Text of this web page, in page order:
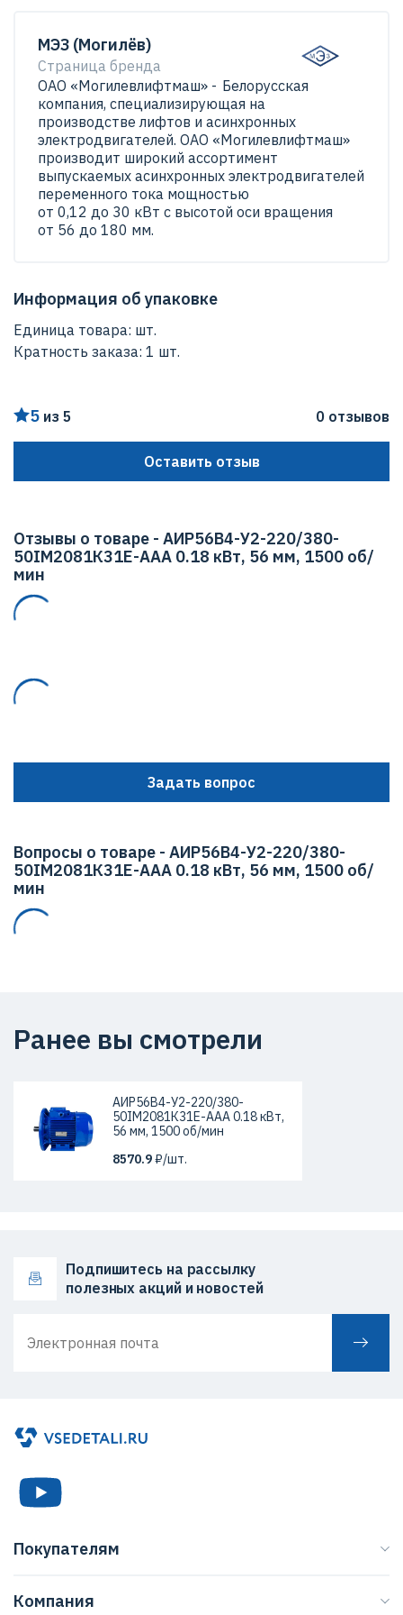
Электродвигатель АИР56В4-У2-220/380-
50IМ2081К31Е-ААА 0.18 1500 крепления IM2081
(комбинированный) (лапы/фланец). с одним концом
вала
Данный двигатель климатического исполнения У2 —
это надежный и мощный электромотор, который
идеально подходит для широкого спектра
применений. Он имеет прочную конструкцию,
способную выдерживать суровые условия, что
делает его идеальным для использования в
Гарантийный срок на поставляемый товар составляет
3-х лет с даты поставки.
Страна
Белоруссия
Масса
0.00 кг
Высота оси вращения
56 мм
Тип/Марка
Высота
Ширина
Мощность
0.18 кВт
Макс. Скорость вращения
МЭЗ (Могилёв)
Страница бренда
ОАО «Могилевлифтмаш» - Белорусская
компания, специализирующая на
производстве лифтов и асинхронных
электродвигателей. ОАО «Могилевлифтмаш»
производит широкий ассортимент
выпускаемых асинхронных электродвигателей
переменного тока мощностью
от 0,12 до 30 кВт с высотой оси вращения
от 56 до 180 мм.
Информация об упаковке
Единица товара: шт.
Кратность заказа: 1 шт.
5 из 5 0 отзывов
Оставить отзыв
Отзывы о товаре - АИР56В4-У2-220/380-
50IМ2081К31Е-ААА 0.18 кВт, 56 мм, 1500 об/
мин
Задать вопрос
Вопросы о товаре - АИР56В4-У2-220/380-
50IМ2081К31Е-ААА 0.18 кВт, 56 мм, 1500 об/
мин
Ранее вы смотрели
АИР56В4-У2-220/380-
50IМ2081К31Е-ААА 0.18 кВт,
56 мм, 1500 об/мин
8570.9₽/шт.
Подпишитесь на рассылку
полезных акций и новостей
Бренды
Покупателям
Компания